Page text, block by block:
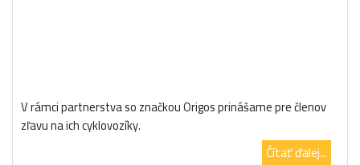
V rámci partnerstva so značkou Origos prinášame pre členov
zľavu na ich cyklovozíky.
Čítať ďalej...